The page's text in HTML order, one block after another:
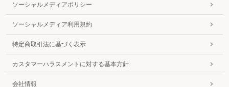
ソーシャルメディアポリシー
ソーシャルメディア利用規約
特定商取引法に基づく表示
カスタマーハラスメントに対する基本方針
会社情報